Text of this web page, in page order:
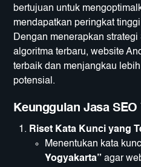
bertujuan untuk
mendapatkan peringkat
Dengan menerapkan
algoritma terbaru, website
terbaik dan menjangkau
potensial.
Keunggulan Jasa
Riset Kata Kunci yang
Menentukan kata
Yogyakarta” agar